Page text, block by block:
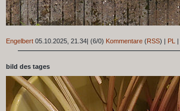
Engelbert 05.10.2025, 21.34| (6/0) Kommentare (RSS) | PL |
bild des tages